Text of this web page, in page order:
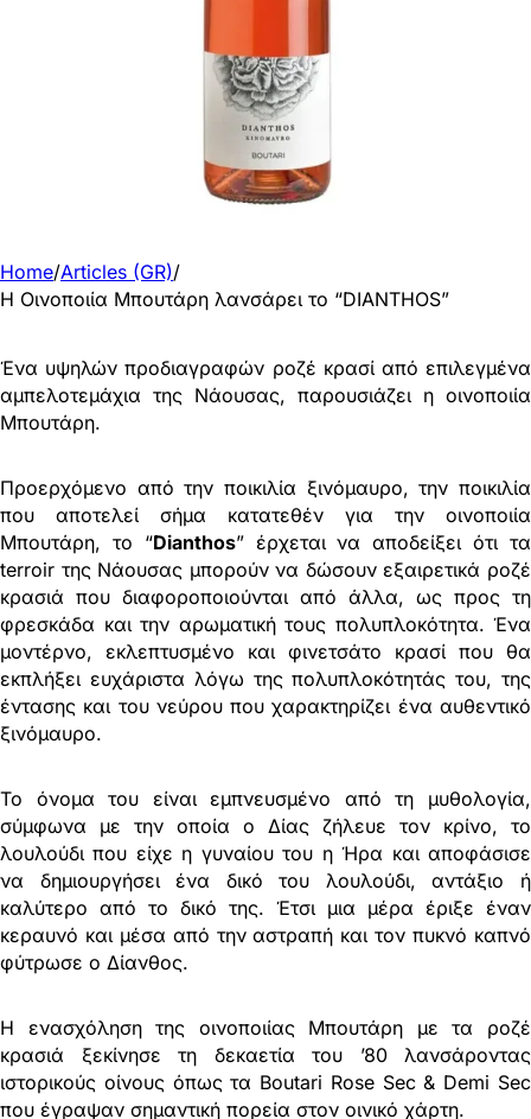
Home/Articles (GR)/
Η Οινοποιία Μπουτάρη λανσάρει το “DIANTHOS”
Ένα υψηλών προδιαγραφών ροζέ κρασί από επιλεγμένα
αμπελοτεμάχια της Νάουσας, παρουσιάζει η οινοποιία
Μπουτάρη.
Προερχόμενο από την ποικιλία ξινόμαυρο, την ποικιλία
που αποτελεί σήμα κατατεθέν για την οινοποιία
Μπουτάρη, το “Dianthos” έρχεται να αποδείξει ότι τα
terroir της Νάουσας μπορούν να δώσουν εξαιρετικά ροζέ
κρασιά που διαφοροποιούνται από άλλα, ως προς τη
φρεσκάδα και την αρωματική τους πολυπλοκότητα. Ένα
μοντέρνο, εκλεπτυσμένο και φινετσάτο κρασί που θα
εκπλήξει ευχάριστα λόγω της πολυπλοκότητάς του, της
έντασης και του νεύρου που χαρακτηρίζει ένα αυθεντικό
ξινόμαυρο.
Το όνομα του είναι εμπνευσμένο από τη μυθολογία,
σύμφωνα με την οποία ο Δίας ζήλευε τον κρίνο, το
λουλούδι που είχε η γυναίου του η Ήρα και αποφάσισε
να δημιουργήσει ένα δικό του λουλούδι, αντάξιο ή
καλύτερο από το δικό της. Έτσι μια μέρα έριξε έναν
κεραυνό και μέσα από την αστραπή και τον πυκνό καπνό
φύτρωσε ο Δίανθος.
Η ενασχόληση της οινοποιίας Μπουτάρη με τα ροζέ
κρασιά ξεκίνησε τη δεκαετία του ’80 λανσάροντας
ιστορικούς οίνους όπως τα Boutari Rose Sec & Demi Sec
που έγραψαν σημαντική πορεία στον οινικό χάρτη.